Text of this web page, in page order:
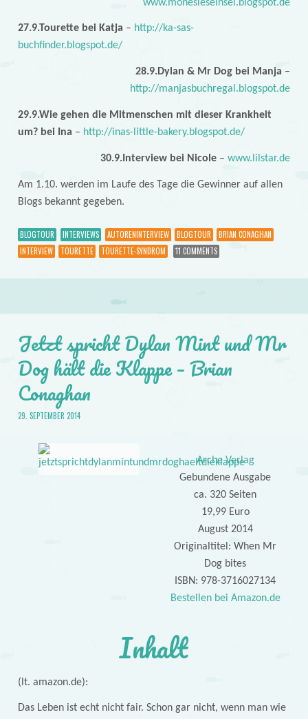
www.monesleseinsel.blogspot.de
27.9.Tourette bei Katja – http://ka-sas-
buchfinder.blogspot.de/
28.9.Dylan & Mr Dog bei Manja –
http://manjasbuchregal.blogspot.de
29.9.Wie gehen die Mitmenschen mit dieser Krankheit
um? bei Ina – http://inas-little-bakery.blogspot.de/
30.9.Interview bei Nicole –www.lilstar.de
Am 1.10. werden im Laufe des Tage die Gewinner auf allen
Blogs bekannt gegeben.
BLOGTOUR INTERVIEWS AUTORENINTERVIEW BLOGTOUR
BRIAN CONAGHAN
INTERVIEW
TOURETTE TOURETTE-SYNDROM 11 COMMENTS
Jetzt spricht Dylan Mint und Mr
Dog hält die Klappe – Brian
Conaghan
29. SEPTEMBER 2014
Arche Verlag
Gebundene Ausgabe
ca. 320 Seiten
19,99 Euro
August 2014
Originaltitel: When Mr
Dog bites
ISBN: 978-3716027134
Bestellen bei Amazon.de
Inhalt
(lt. amazon.de):
Das Leben ist echt nicht fair. Schon gar nicht, wenn man wie